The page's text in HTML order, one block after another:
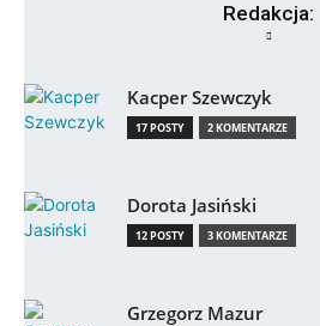
Redakcja:
Kacper Szewczyk
17 POSTY 2 KOMENTARZE
Dorota Jasiński
12 POSTY 3 KOMENTARZE
Grzegorz Mazur